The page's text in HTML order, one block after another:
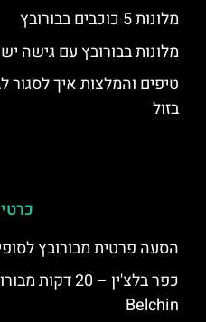
מלונות 5 כוכבים בבורובץ
מלונות בבורובץ עם גישה
טיפים והמלצות איך לסגור
בזול
הסעה פרטית מבורובץ
כפר בלצ'ין – 20
Belchin